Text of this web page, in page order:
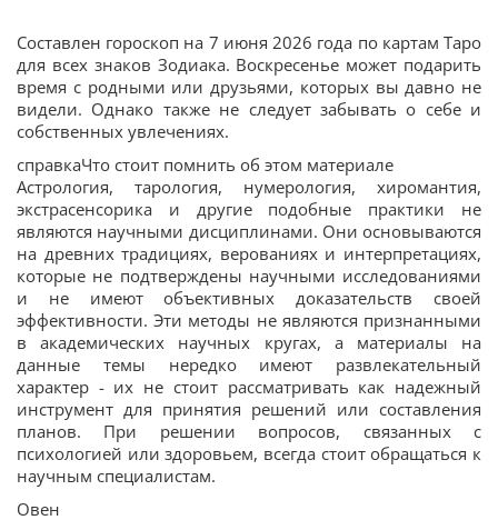
Составлен гороскоп на 7 июня 2026 года по картам Таро
для всех знаков Зодиака. Воскресенье может подарить
время с родными или друзьями, которых вы давно не
видели. Однако также не следует забывать о себе и
собственных увлечениях.
справкаЧто стоит помнить об этом материале
Астрология, тарология, нумерология, хиромантия,
экстрасенсорика и другие подобные практики не
являются научными дисциплинами. Они основываются
на древних традициях, верованиях и интерпретациях,
которые не подтверждены научными исследованиями
и не имеют объективных доказательств своей
эффективности. Эти методы не являются признанными
в академических научных кругах, а материалы на
данные темы нередко имеют развлекательный
характер - их не стоит рассматривать как надежный
инструмент для принятия решений или составления
планов. При решении вопросов, связанных с
психологией или здоровьем, всегда стоит обращаться к
научным специалистам.
Овен